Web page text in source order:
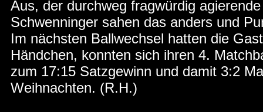
Aus, der durchweg fragwürdig
Schwenninger sahen das anders und
Im nächsten Ballwechsel hatten die
Händchen, konnten sich ihren 4.
zum 17:15 Satzgewinn und damit 3:2
Weihnachten. (R.H.)